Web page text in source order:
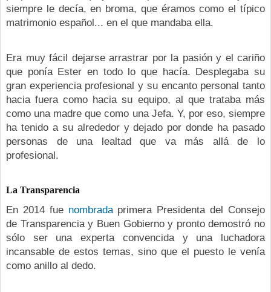
siempre le decía, en broma, que éramos como el típico
matrimonio español... en el que mandaba ella.
Era muy fácil dejarse arrastrar por la pasión y el cariño
que ponía Ester en todo lo que hacía. Desplegaba su
gran experiencia profesional y su encanto personal tanto
hacia fuera como hacia su equipo, al que trataba más
como una madre que como una Jefa. Y, por eso, siempre
ha tenido a su alrededor y dejado por donde ha pasado
personas de una lealtad que va más allá de lo
profesional.
La Transparencia
En 2014 fue nombradaprimera Presidenta del Consejo
de Transparencia y Buen Gobierno y pronto demostró no
sólo ser una experta convencida y una luchadora
incansable de estos temas, sino que el puesto le venía
como anillo al dedo.